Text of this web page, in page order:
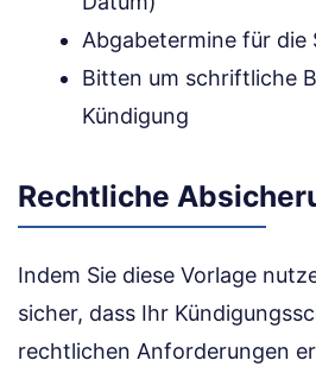
Abgabetermine für die
Bitten um schriftliche
Kündigung
Rechtliche
Indem Sie diese Vorlage
sicher, dass Ihr
rechtlichen Anforderungen